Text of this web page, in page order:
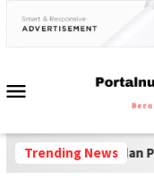
Trending News
dan Ponsel Desak